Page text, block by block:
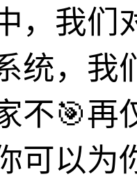
，我们
统，我
不🎯再
可以为